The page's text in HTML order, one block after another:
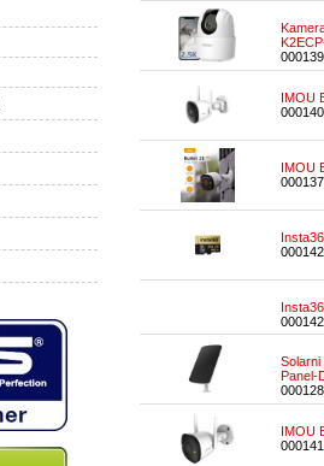
IMOU
IMOU
Solarni
Panel-
IMOU